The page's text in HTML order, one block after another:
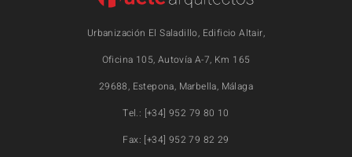
Urbanización El Saladillo, Edificio Altair,
Oficina 105, Autovía A-7, Km 165
29688, Estepona, Marbella, Málaga
Tel.: [+34] 952 79 80 10
Fax: [+34] 952 79 82 29